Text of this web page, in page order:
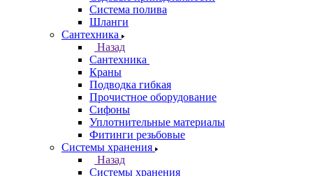
Система полива
Шланги
Сантехника
Назад
Сантехника
Краны
Подводка гибкая
Прочистное оборудование
Сифоны
Уплотнительные материалы
Фитинги резьбовые
Системы хранения
Назад
Системы хранения